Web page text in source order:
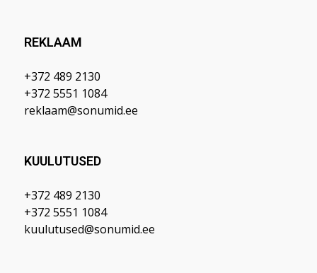
REKLAAM
+372 489 2130
+372 5551 1084
reklaam@sonumid.ee
KUULUTUSED
+372 489 2130
+372 5551 1084
kuulutused@sonumid.ee